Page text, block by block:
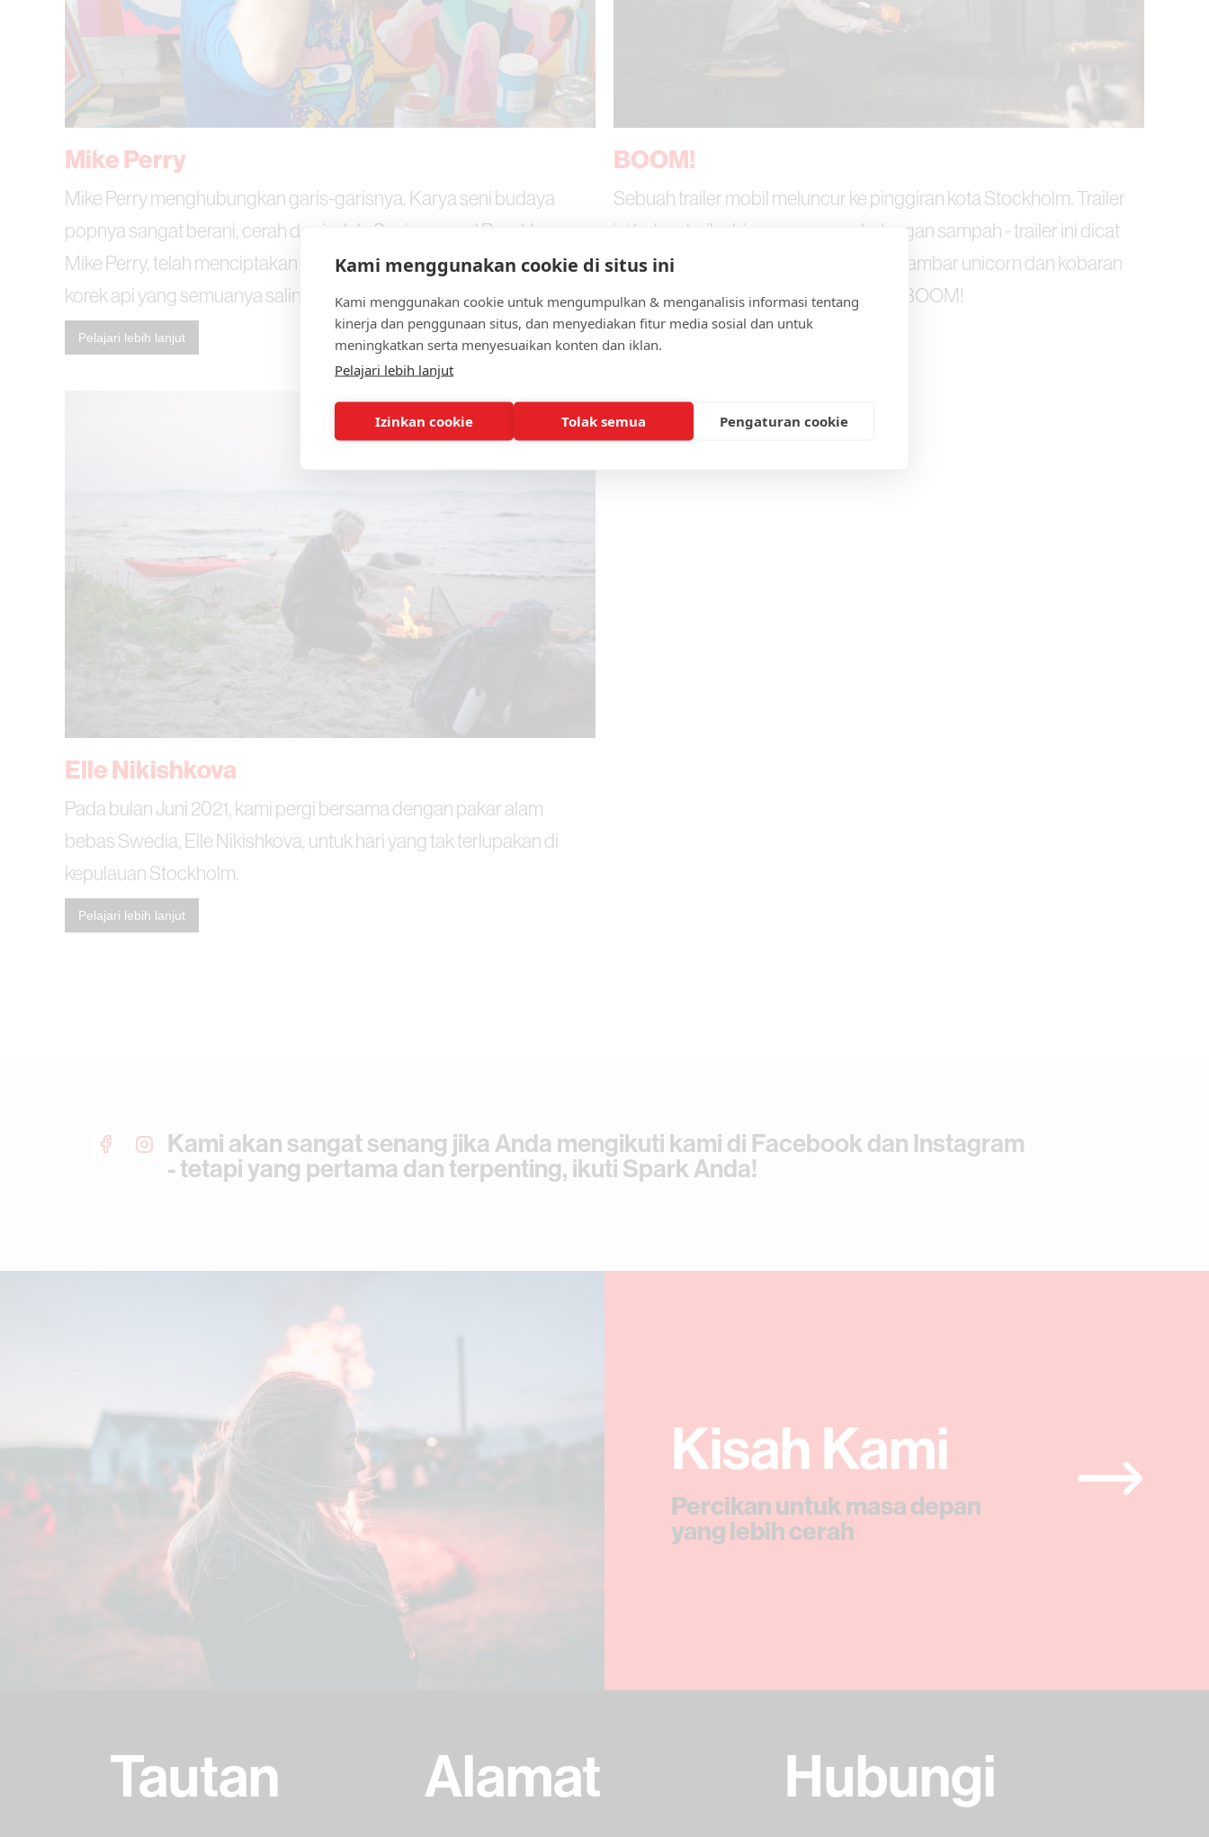
Kami menggunakan cookie di situs ini
Kami menggunakan cookie untuk mengumpulkan & menganalisis informasi tentang
kinerja dan penggunaan situs, dan menyediakan fitur media sosial dan untuk
meningkatkan serta menyesuaikan konten dan iklan.
Pelajari lebih lanjut
Izinkan cookie Tolak semua Pengaturan cookie
Mike Perry
Mike Perry menghubungkan garis-garisnya. Karya seni budaya
popnya sangat berani, cerah dan indah. Seniman asal Brooklyn,
Mike Perry, telah menciptakan lima desain berbeda untuk Cricket
korek api yang semuanya saling terhubung.
BOOM!
Sebuah trailer mobil meluncur ke pinggiran kota Stockholm. Trailer
ini bukan trailer biasa yang penuh dengan sampah - trailer ini dicat
dengan warna merah muda dengan gambar unicorn dan kobaran
api besar yang menyala dengan kata BOOM!
Pelajari lebih lanjut Pelajari lebih lanjut
Elle Nikishkova
Pada bulan Juni 2021, kami pergi bersama dengan pakar alam
bebas Swedia, Elle Nikishkova, untuk hari yang tak terlupakan di
kepulauan Stockholm.
Pelajari lebih lanjut
Kami akan sangat senang jika Anda mengikuti kami di Facebook dan Instagram
- tetapi yang pertama dan terpenting, ikuti Spark Anda!
Kisah Kami
Percikan untuk masa depan
yang lebih cerah
Tautan Alamat Hubungi